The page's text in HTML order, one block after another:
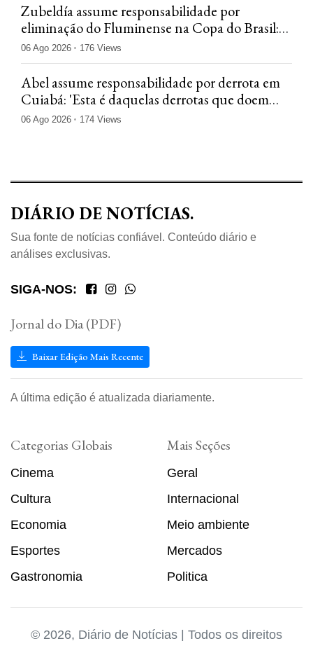
Zubeldía assume responsabilidade por
eliminação do Fluminense na Copa do Brasil:
'Jogamos mal'
06 Ago 2026 176 Views
Abel assume responsabilidade por derrota em
Cuiabá: 'Esta é daquelas derrotas que doem
menos'
06 Ago 2026 174 Views
DIÁRIO DE NOTÍCIAS.
Sua fonte de notícias confiável. Conteúdo diário e
análises exclusivas.
SIGA-NOS:
Jornal do Dia (PDF)
Baixar Edição Mais Recente
A última edição é atualizada diariamente.
Categorias Globais
Cinema
Cultura
Economia
Esportes
Gastronomia
Mais Seções
Geral
Internacional
Meio ambiente
Mercados
Politica
© 2026, Diário de Notícias | Todos os direitos